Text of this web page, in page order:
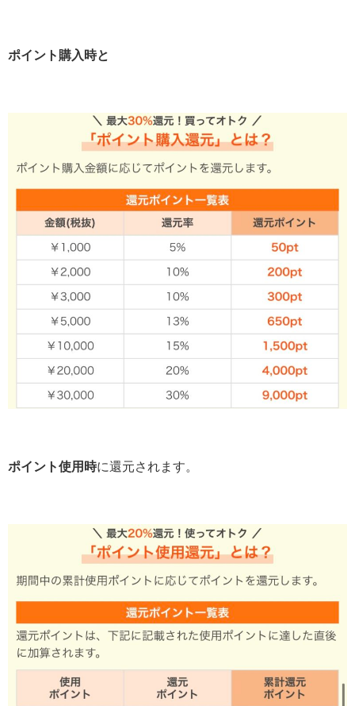
ポイント購入時と
ポイント使用時に還元されます。